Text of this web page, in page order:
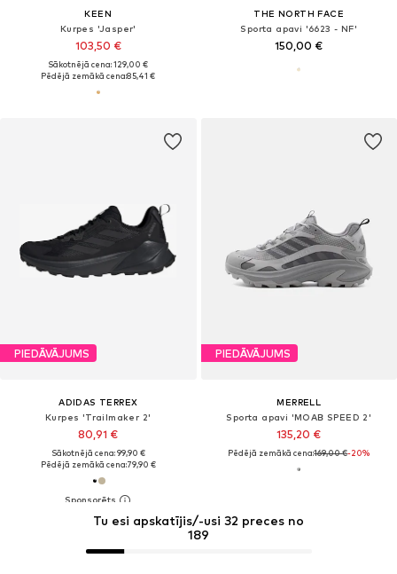
KEEN
Kurpes 'Jasper'
103,50 €
Sākotnējā cena: 129,00 €
Pēdējā zemākā cena:85,41 €
THE NORTH FACE
Sporta apavi '6623 - NF'
150,00 €
PIEDĀVĀJUMS
ADIDAS TERREX
Kurpes 'Trailmaker 2'
80,91 €
Sākotnējā cena: 99,90 €
Pēdējā zemākā cena:79,90 €
PIEDĀVĀJUMS
MERRELL
Sporta apavi 'MOAB SPEED 2'
135,20 €
Pēdējā zemākā cena:169,00 €-20%
Tu esi apskatījis/-usi 32 preces no
189